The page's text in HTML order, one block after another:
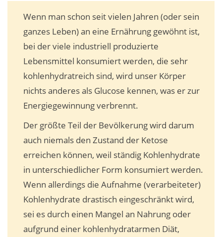
Wenn man schon seit vielen Jahren (oder sein
ganzes Leben) an eine Ernährung gewöhnt ist,
bei der viele industriell produzierte
Lebensmittel konsumiert werden, die sehr
kohlenhydratreich sind, wird unser Körper
nichts anderes als Glucose kennen, was er zur
Energiegewinnung verbrennt.
Der größte Teil der Bevölkerung wird darum
auch niemals den Zustand der Ketose
erreichen können, weil ständig Kohlenhydrate
in unterschiedlicher Form konsumiert werden.
Wenn allerdings die Aufnahme (verarbeiteter)
Kohlenhydrate drastisch eingeschränkt wird,
sei es durch einen Mangel an Nahrung oder
aufgrund einer kohlenhydratarmen Diät,